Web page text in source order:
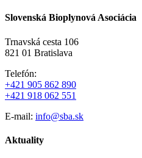
Slovenská Bioplynová Asociácia
Trnavská cesta 106
821 01 Bratislava
Telefón:
+421 905 862 890
+421 918 062 551
E-mail: info@sba.sk
Aktuality